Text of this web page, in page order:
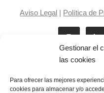
Gestionar el
las cookies
Para ofrecer las mejores
cookies para almacenar y/o
Aviso Legal | Política de